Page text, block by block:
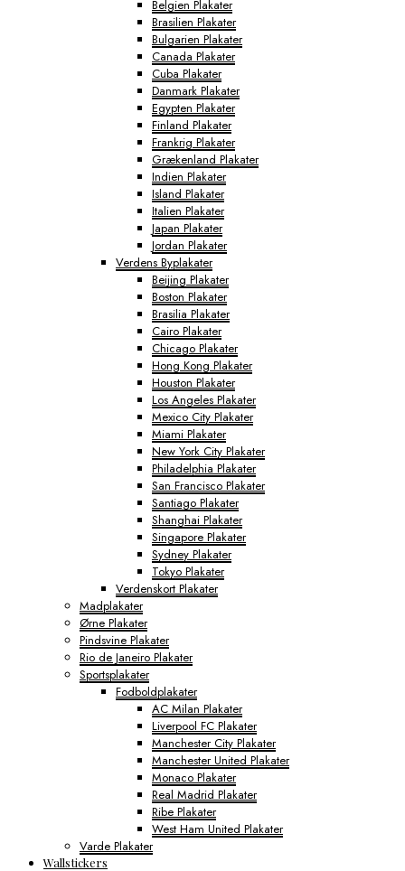
Belgien Plakater
Brasilien Plakater
Bulgarien Plakater
Canada Plakater
Cuba Plakater
Danmark Plakater
Egypten Plakater
Finland Plakater
Frankrig Plakater
Grækenland Plakater
Indien Plakater
Island Plakater
Italien Plakater
Japan Plakater
Jordan Plakater
Verdens Byplakater
Beijing Plakater
Boston Plakater
Brasilia Plakater
Cairo Plakater
Chicago Plakater
Hong Kong Plakater
Houston Plakater
Los Angeles Plakater
Mexico City Plakater
Miami Plakater
New York City Plakater
Philadelphia Plakater
San Francisco Plakater
Santiago Plakater
Shanghai Plakater
Singapore Plakater
Sydney Plakater
Tokyo Plakater
Verdenskort Plakater
Madplakater
Ørne Plakater
Pindsvine Plakater
Rio de Janeiro Plakater
Sportsplakater
Fodboldplakater
AC Milan Plakater
Liverpool FC Plakater
Manchester City Plakater
Manchester United Plakater
Monaco Plakater
Real Madrid Plakater
Ribe Plakater
West Ham United Plakater
Varde Plakater
Wallstickers